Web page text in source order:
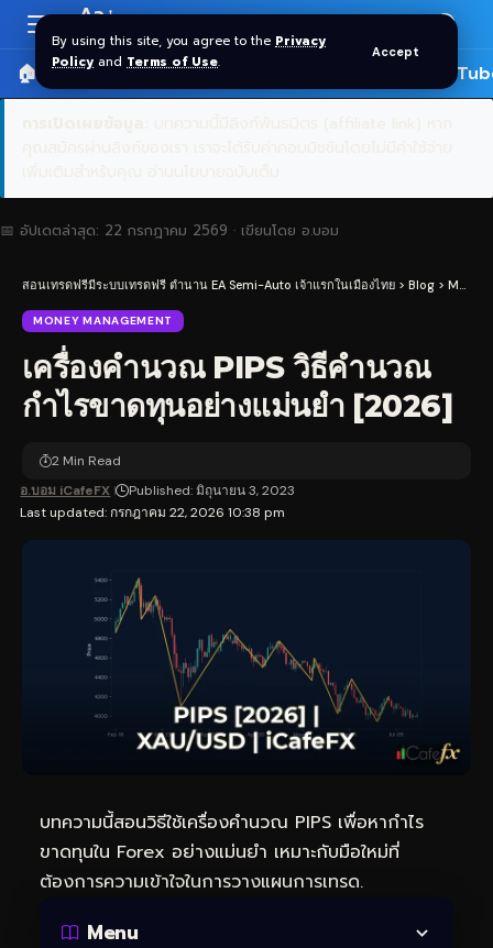
By using this site, you agree to the Privacy
Policy and Terms of Use.
Accept
Resizer
Aa
🏠 หน้าแรก ราคาทอง SPDR 🎬
📅 อัปเดตล่าสุด: 22 กรกฎาคม 2569 · เขียนโดย อ.บอม
สอนเทรดฟรีมีระบบเทรดฟรี ตำนาน EA Semi-Auto เจ้าแรกในเมืองไทย > Blog > Money Management
MONEY MANAGEMENT
เครื่องคำนวณ PIPS วิธีคำนวณ
กำไรขาดทุนอย่างแม่นยำ [2026]
Last updated: กรกฎาคม 22, 2026 10:38 pm
อ.บอม iCafeFX Published: มิถุนายน 3, 2023
2 Min Read
บทความนี้สอนวิธีใช้เครื่องคำนวณ PIPS เพื่อหากำไร
ขาดทุนใน Forex อย่างแม่นยำ เหมาะกับมือใหม่ที่
ต้องการความเข้าใจในการวางแผนการเทรด.
Menu